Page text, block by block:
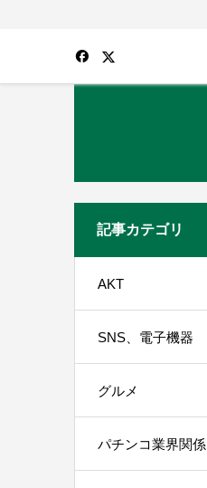
記事カテゴリ
AKT
SNS、電子機器
グルメ
パチンコ業界関係